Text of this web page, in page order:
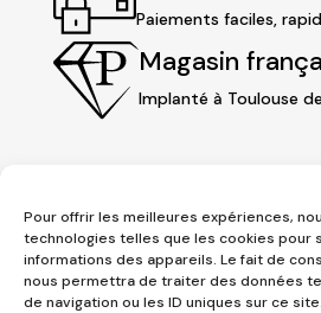
Pour offrir les meilleures expériences,
technologies telles que les cookies pour
informations des appareils. Le fait de
nous permettra de traiter des données
de navigation ou les ID uniques sur ce
Paiements faciles,
Magasin
Implanté à Toulouse